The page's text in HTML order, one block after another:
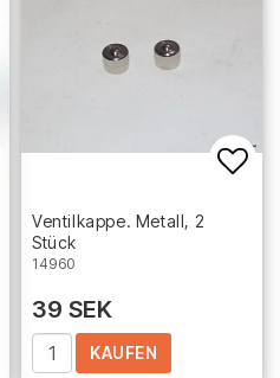
to list of favorites
Ventilkappe. Metall, 2
Stück
14960
39 SEK
KAUFEN